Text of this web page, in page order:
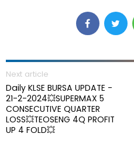
Next article
Daily KLSE BURSA UPDATE -
21-2-2024💥SUPERMAX 5
CONSECUTIVE QUARTER
LOSS💥TEOSENG 4Q PROFIT
UP 4 FOLD💥